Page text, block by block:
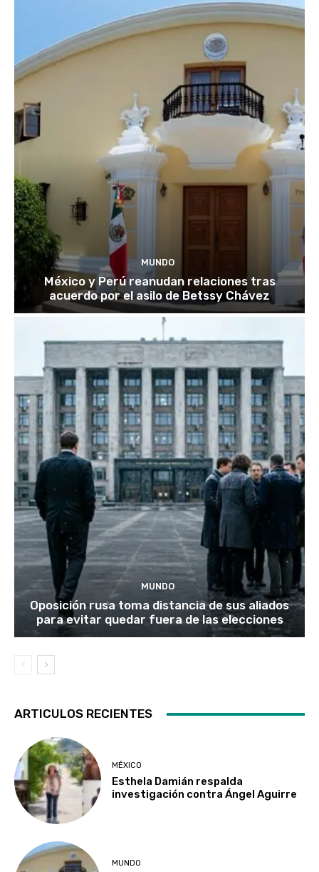
MUNDO
México y Perú reanudan relaciones tras
acuerdo por el asilo de Betssy Chávez
MUNDO
Oposición rusa toma distancia de sus aliados
para evitar quedar fuera de las elecciones
ARTICULOS RECIENTES
MÉXICO
Esthela Damián respalda
investigación contra Ángel Aguirre
MUNDO